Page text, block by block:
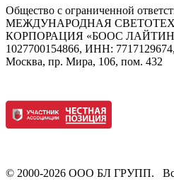
Общество с ограниченной
МЕЖДУНАРОДНАЯ
КОРПОРАЦИЯ «БООС
1027700154866, ИНН:
Москва, пр. Мира, 106, пом. 432
© 2000-2026 ООО БЛ ГРУПП.